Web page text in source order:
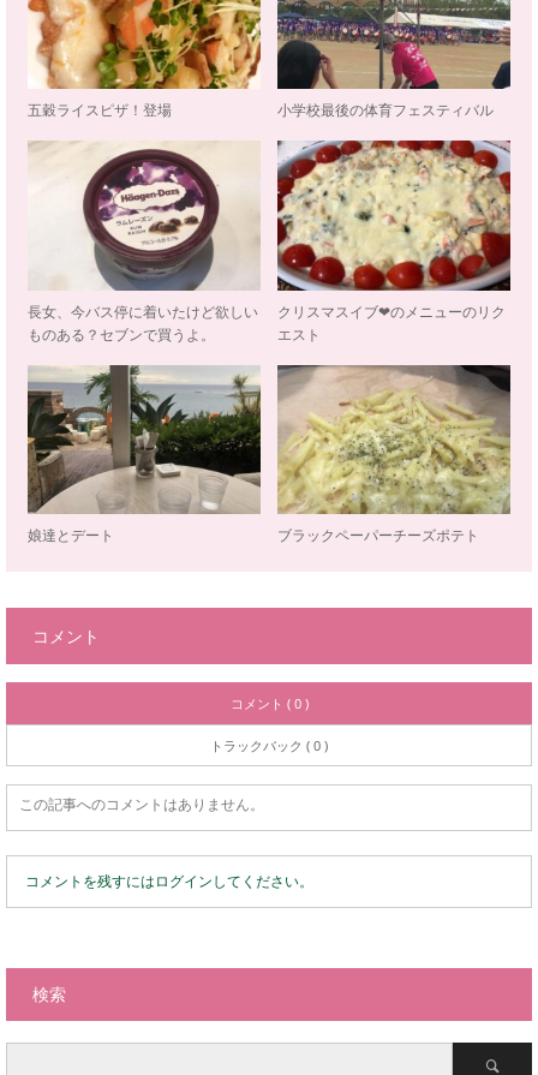
五穀ライスピザ！登場 小学校最後の体育フェスティバル
長女、今バス停に着いたけど欲しい
ものある？セブンで買うよ。
クリスマスイブ❤のメニューのリク
エスト
娘達とデート ブラックペーパーチーズポテト
コメント
コメント ( 0 )
トラックバック ( 0 )
この記事へのコメントはありません。
コメントを残すにはログインしてください。
検索